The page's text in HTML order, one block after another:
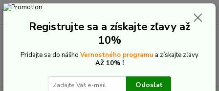
+421 907 20 22 33
0,00 €
Registrujte sa a získajte zľavy až
10%
Pridajte sa do nášho Vernostného programu a získajte zľavy
AŽ 10% !
Odoslať